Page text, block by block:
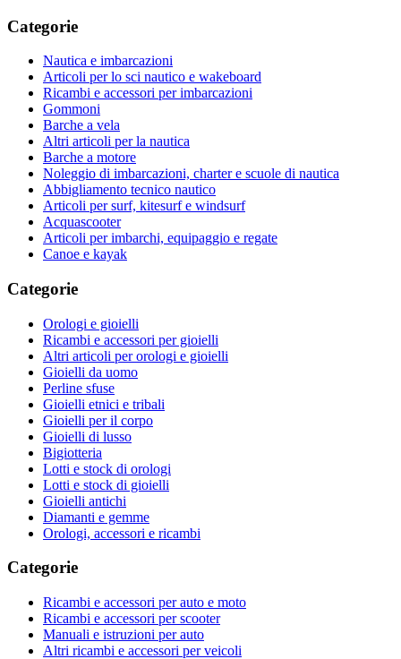
Categorie
Nautica e imbarcazioni
Articoli per lo sci nautico e wakeboard
Ricambi e accessori per imbarcazioni
Gommoni
Barche a vela
Altri articoli per la nautica
Barche a motore
Noleggio di imbarcazioni, charter e scuole di nautica
Abbigliamento tecnico nautico
Articoli per surf, kitesurf e windsurf
Acquascooter
Articoli per imbarchi, equipaggio e regate
Canoe e kayak
Categorie
Orologi e gioielli
Ricambi e accessori per gioielli
Altri articoli per orologi e gioielli
Gioielli da uomo
Perline sfuse
Gioielli etnici e tribali
Gioielli per il corpo
Gioielli di lusso
Bigiotteria
Lotti e stock di orologi
Lotti e stock di gioielli
Gioielli antichi
Diamanti e gemme
Orologi, accessori e ricambi
Categorie
Ricambi e accessori per auto e moto
Ricambi e accessori per scooter
Manuali e istruzioni per auto
Altri ricambi e accessori per veicoli